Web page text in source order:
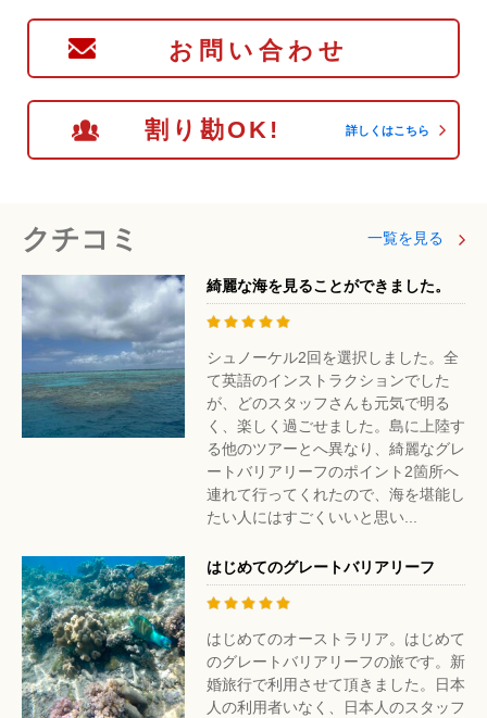
お問い合わせ
割り勘OK! 詳しくはこちら
クチコミ 一覧を見る
綺麗な海を見ることができました。
シュノーケル2回を選択しました。全
て英語のインストラクションでした
が、どのスタッフさんも元気で明る
く、楽しく過ごせました。島に上陸す
る他のツアーとへ異なり、綺麗なグレ
ートバリアリーフのポイント2箇所へ
連れて行ってくれたので、海を堪能し
たい人にはすごくいいと思い...
はじめてのグレートバリアリーフ
はじめてのオーストラリア。はじめて
のグレートバリアリーフの旅です。新
婚旅行で利用させて頂きました。日本
人の利用者いなく、日本人のスタッフ